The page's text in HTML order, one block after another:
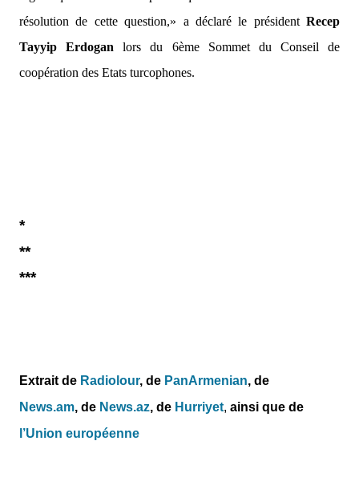
résolution de cette question,» a déclaré le président Recep
Tayyip Erdogan lors du 6ème Sommet du Conseil de
coopération des Etats turcophones.
*
**
***
Extrait de Radiolour, de PanArmenian, de
News.am, de News.az, de Hurriyet, ainsi que de
l’Union européenne